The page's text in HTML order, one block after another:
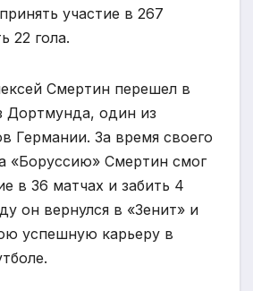
участие в 267
22 гола.
Смертин перешел в
Дортмунда, один из
Германии. За время своего
«Боруссию» Смертин смог
в 36 матчах и забить 4
он вернулся в «Зенит» и
успешную карьеру в